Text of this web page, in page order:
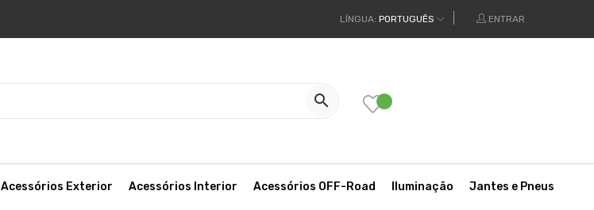
LÍNGUA: PORTUGUÊS ENTRAR

Acessórios Exterior Acessórios Interior Acessórios OFF-Road Iluminação Jantes e Pneus